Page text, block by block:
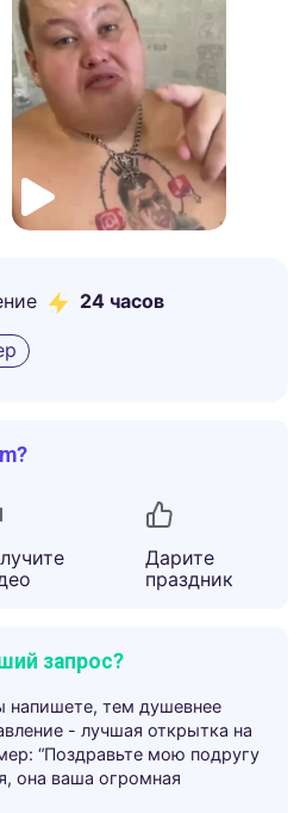
24 часов
Дарите
праздник
запрос?
напишете, тем душевнее
- лучшая открытка на
“Поздравьте мою подругу
она ваша огромная